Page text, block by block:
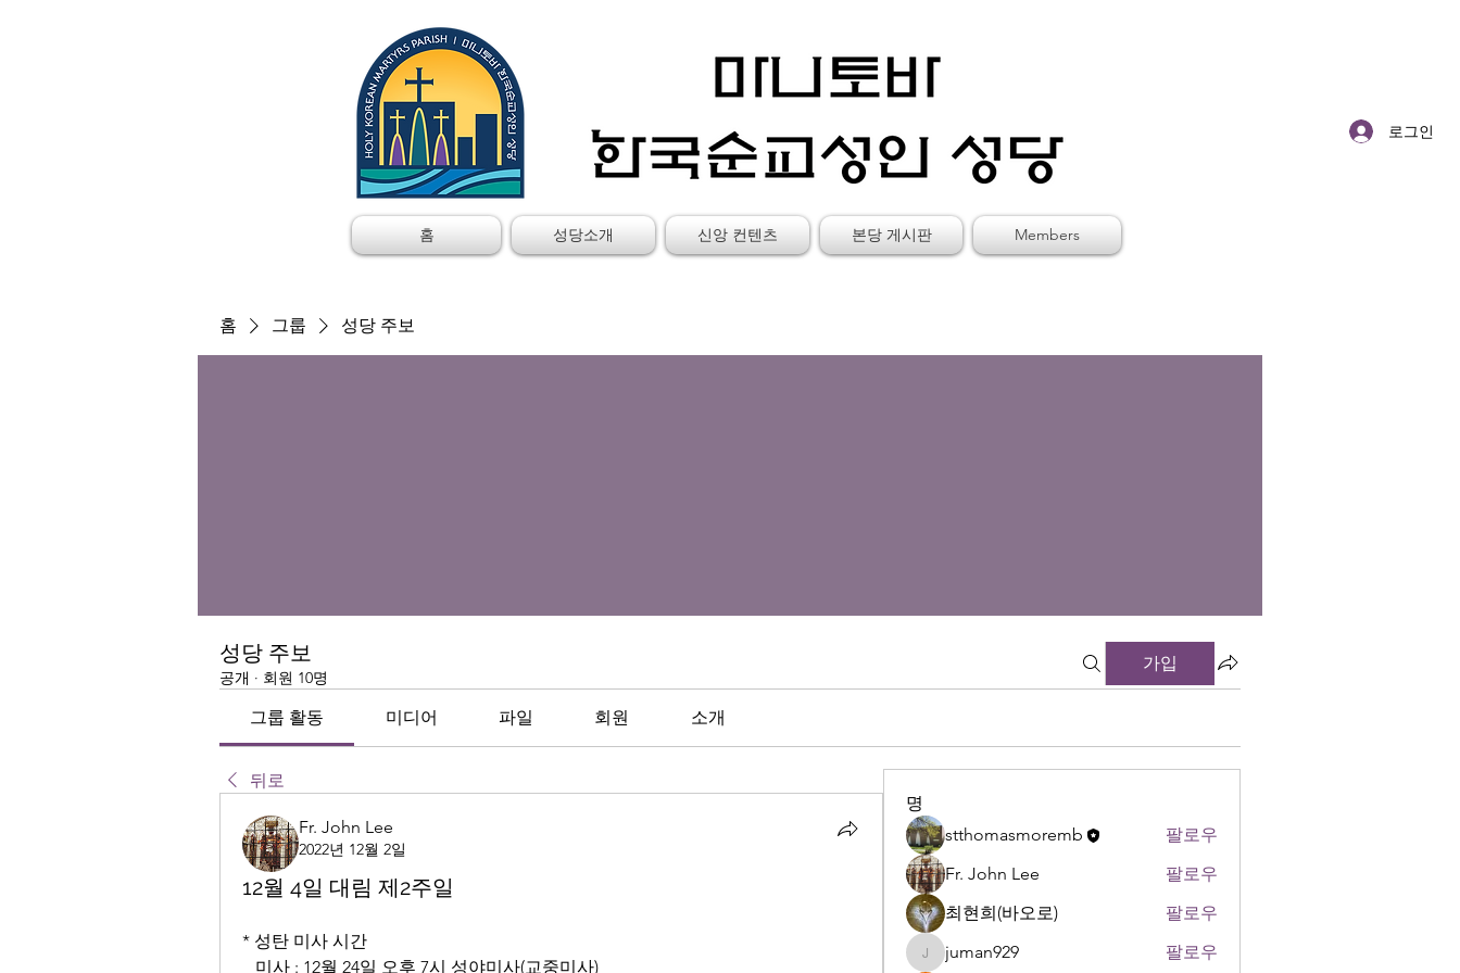
로그인
홈 성당소개 신앙 컨텐츠 본당 게시판 Members
홈 그룹 성당 주보
성당 주보
공개 · 회원 10명
가입
그룹 활동 미디어 파일 회원 소개
뒤로
Fr. John Lee
2022년 12월 2일
12월 4일 대림 제2주일
* 성탄 미사 시간
   미사 : 12월 24일 오후 7시 성야미사(교중미사)
명
stthomasmoremb
팔로우
Fr. John Lee
팔로우
최현희(바오로)
팔로우
juman929
juman929
팔로우